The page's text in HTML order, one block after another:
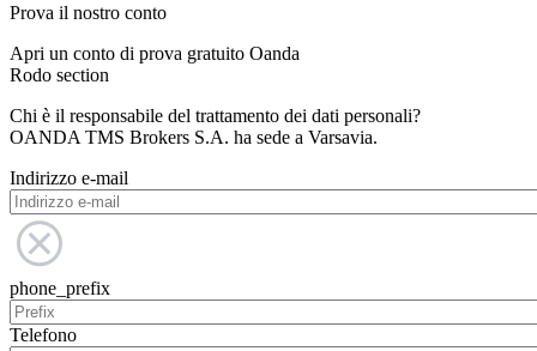
Prova il nostro conto
Apri un conto di prova gratuito Oanda
Rodo section
Chi è il responsabile del trattamento dei dati personali?
OANDA TMS Brokers S.A. ha sede a Varsavia.
Indirizzo e-mail
phone_prefix
Telefono